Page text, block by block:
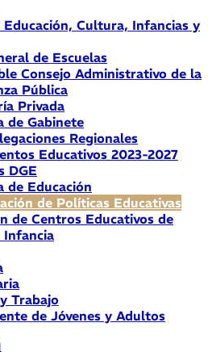
Cultura, Infancias y
de Escuelas
Consejo Administrativo de la
Pública
Privada
de Gabinete
Regionales
Educativos 2023-2027
DGE
de Educación
de Políticas Educativas
de Centros Educativos de
Infancia
Trabajo
de Jóvenes y Adultos